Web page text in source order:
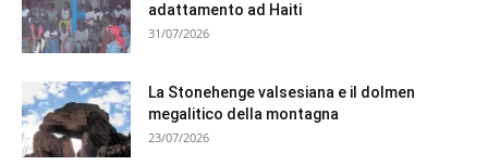
adattamento ad Haiti
31/07/2026
La Stonehenge valsesiana e il dolmen
megalitico della montagna
23/07/2026